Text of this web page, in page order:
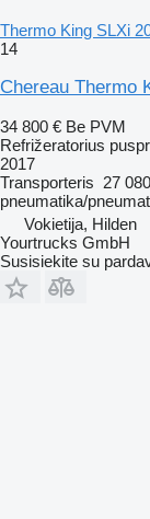
Thermo King SLXi
14
Chereau Thermo
34 800 € Be PVM
Refrižeratorius
2017
Transporteris 27
pneumatika/
Vokietija, Hilden
Yourtrucks GmbH
Susisiekite su